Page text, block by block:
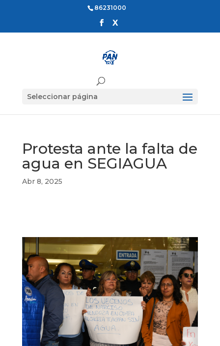
86231000
Seleccionar página
Protesta ante la falta de
agua en SEGIAGUA
Abr 8, 2025